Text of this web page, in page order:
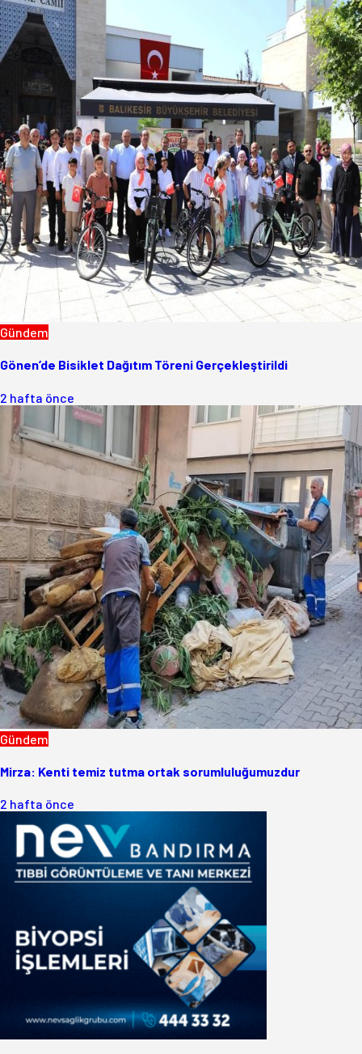
Gündem
Gönen’de Bisiklet Dağıtım Töreni Gerçekleştirildi
2 hafta önce
Gündem
Mirza: Kenti temiz tutma ortak sorumluluğumuzdur
2 hafta önce